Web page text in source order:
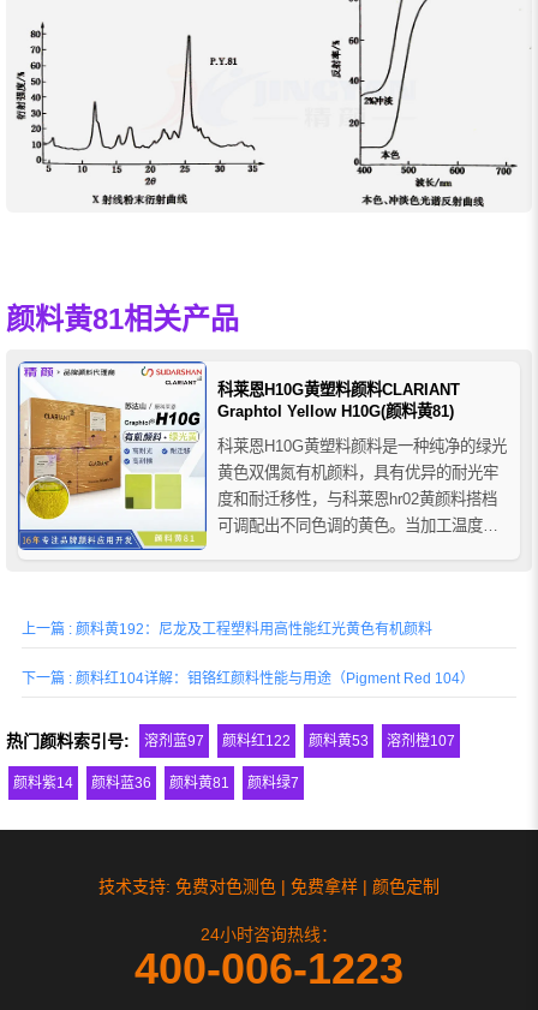
颜料黄81相关产品
科莱恩H10G黄塑料颜料CLARIANT
Graphtol Yellow H10G(颜料黄81)
科莱恩H10G黄塑料颜料是一种纯净的绿光
黄色双偶氮有机颜料，具有优异的耐光牢
度和耐迁移性，与科莱恩hr02黄颜料搭档
可调配出不同色调的黄色。当加工温度超
上一篇 : 颜料黄192：尼龙及工程塑料用高性能红光黄色有机颜料
下一篇 : 颜料红104详解：钼铬红颜料性能与用途（Pigment Red 104）
热门颜料索引号: 溶剂蓝97 颜料红122 颜料黄53 溶剂橙107
颜料紫14 颜料蓝36 颜料黄81 颜料绿7
技术支持: 免费对色测色 | 免费拿样 | 颜色定制
24小时咨询热线：
400-006-1223